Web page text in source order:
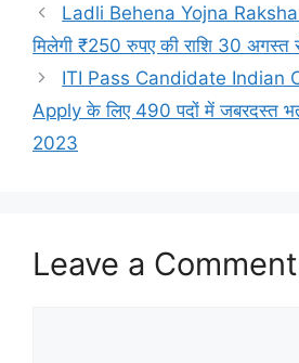
Ladli Behena Yojna
मिलेगी ₹250 रुपए की राशि 30
ITI Pass Candidate Indian
Apply के लिए 490 पदों में जबरदस्त
2023
Leave a Comment